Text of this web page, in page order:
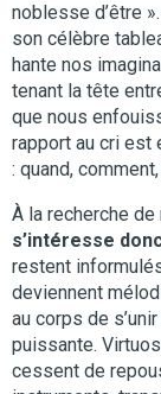
noblesse d’être
son célèbre
hante nos
tenant la tête
que nous
rapport au cri est
: quand,
À la recherche de
s’intéresse
restent
deviennent
au corps de
puissante.
cessent de